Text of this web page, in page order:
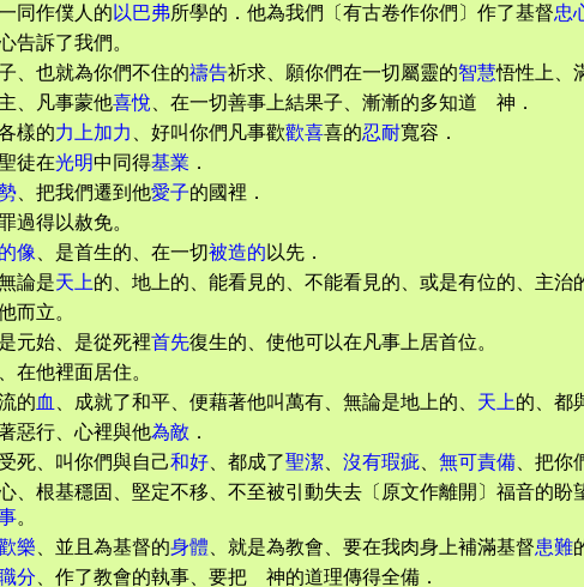
同作僕人的 以巴弗所學的．他為我們〔有古卷作你們〕作了基督忠
告訴了我們。
、也就為你們不住的禱告祈求、願你們在一切屬靈的智慧悟性上、
、凡事蒙他喜悅 、在一切善事上結果子、漸漸的多知道 神．
樣的力上加力 、好叫你們凡事歡歡喜喜的忍耐寬容．
徒在光明中同得基業 ．
、把我們遷到他愛子的國裡．
罪過得以赦免。
像 、是首生的、在一切被造的 以先．
論是天上的、地上的、能看見的、不能看見的、或是有位的、主治
而立。
是元始、是從死裡首先復生的、使他可以在凡事上居首位。
、在他裡面居住。
的血 、成就了和平、便藉著他叫萬有、無論是地上的、 天上的、都
惡行、心裡與他為敵 ．
受死、叫你們與自己和好 、都成了聖潔 沒有瑕疵 無可責備 、把你
、根基穩固、堅定不移、不至被引動失去〔原文作離開〕福音的
。
樂 、並且為基督的身體 、就是為教會、要在我肉身上補滿基督患難
分 、作了教會的執事、要把 神的道理傳得全備．